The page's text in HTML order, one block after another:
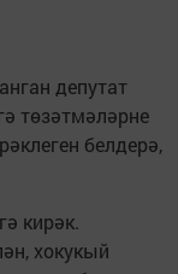
депутат
төзәтмәләрне
белдерә,
кирәк.
хокукый